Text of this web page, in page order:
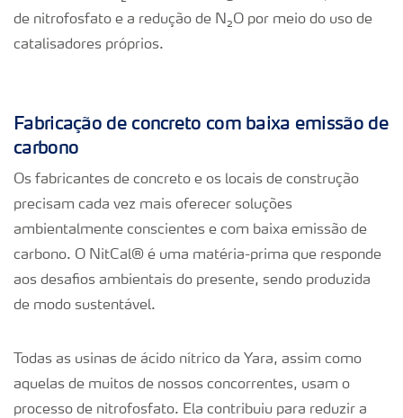
de nitrofosfato e a redução de N₂O por meio do uso de
catalisadores próprios.
Fabricação de concreto com baixa emissão de
carbono
Os fabricantes de concreto e os locais de construção
precisam cada vez mais oferecer soluções
ambientalmente conscientes e com baixa emissão de
carbono. O NitCal® é uma matéria-prima que responde
aos desafios ambientais do presente, sendo produzida
de modo sustentável.
Todas as usinas de ácido nítrico da Yara, assim como
aquelas de muitos de nossos concorrentes, usam o
processo de nitrofosfato. Ela contribuiu para reduzir a